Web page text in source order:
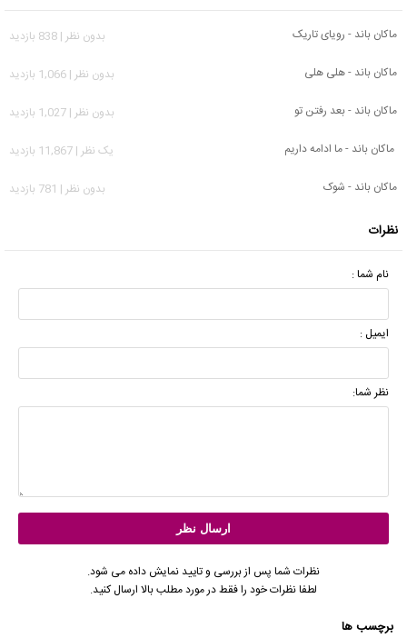
ماکان باند - رویای تاریک
بدون نظر | 838 بازدید
ماکان باند - هلی هلی
بدون نظر | 1,066 بازدید
ماکان باند - بعد رفتن تو
بدون نظر | 1,027 بازدید
ماکان باند - ما ادامه داریم
يک نظر | 11,867 بازدید
ماکان باند - شوک
بدون نظر | 781 بازدید
نظرات
نام شما :
ایمیل :
نظر شما:
نظرات شما پس از بررسی و تایید نمایش داده می شود.
لطفا نظرات خود را فقط در مورد مطلب بالا ارسال کنید.
برچسب ها